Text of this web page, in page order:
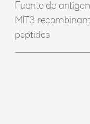
Fuente de
MIT3
peptides